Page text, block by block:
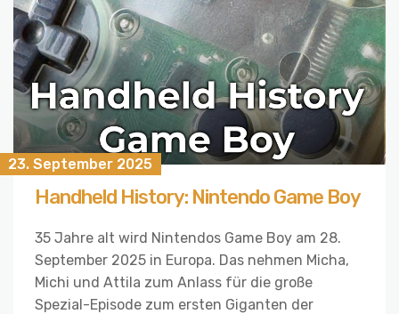
23. September 2025
Handheld History: Nintendo Game Boy
35 Jahre alt wird Nintendos Game Boy am 28.
September 2025 in Europa. Das nehmen Micha,
Michi und Attila zum Anlass für die große
Spezial-Episode zum ersten Giganten der